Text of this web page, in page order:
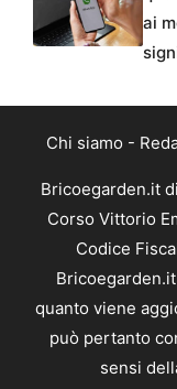
ai
Chi siamo -
Bricoegarden.it
Corso Vittorio
Codice
quanto viene
può pertanto
sensi